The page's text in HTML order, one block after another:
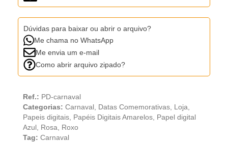
Dúvidas para baixar ou abrir o arquivo?
Me chama no WhatsApp
Me envia um e-mail
Como abrir arquivo zipado?
Ref.: PD-carnaval
Categorias: Carnaval Datas Comemorativas Loja
Papeis digitais Papéis Digitais Amarelos Papel digital
Azul Rosa
Roxo
Tag: Carnaval